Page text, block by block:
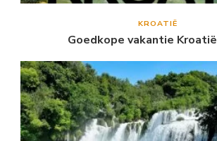
KROATIË
Goedkope vakantie